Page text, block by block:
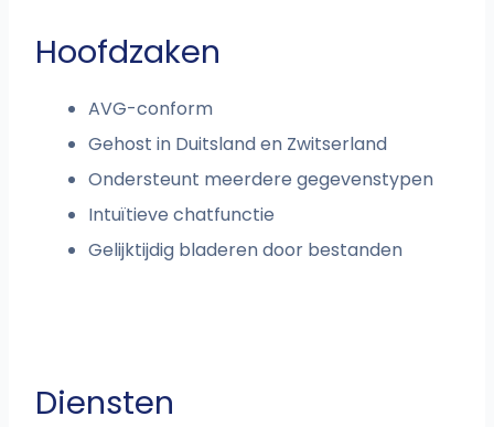
Hoofdzaken
AVG-conform
Gehost in Duitsland en Zwitserland
Ondersteunt meerdere gegevenstypen
Intuïtieve chatfunctie
Gelijktijdig bladeren door bestanden
Diensten